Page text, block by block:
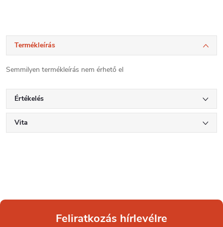
Termékleírás
Semmilyen termékleírás nem érhető el
Értékelés
Vita
Feliratkozás hírlevélre